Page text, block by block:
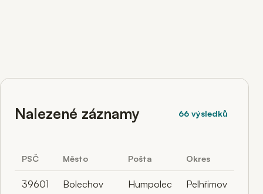
Nalezené záznamy 66 výsledků
PSČ Město Pošta Okres
39601 Bolechov Humpolec Pelhřimov